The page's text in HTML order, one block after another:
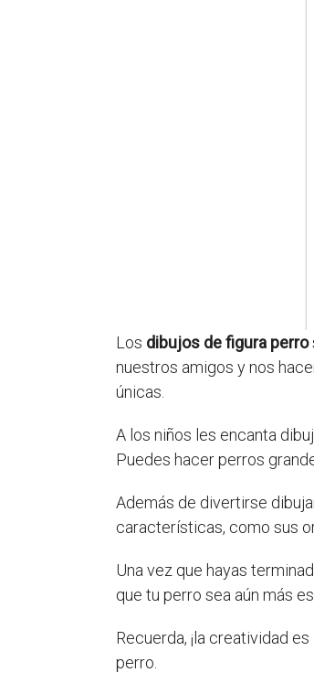
Los dibujos de figura perro
nuestros amigos y nos
únicas.
A los niños les encanta
Puedes hacer perros
Además de divertirse
características, como sus
Una vez que hayas
que tu perro sea aún más
Recuerda, ¡la creatividad
perro.